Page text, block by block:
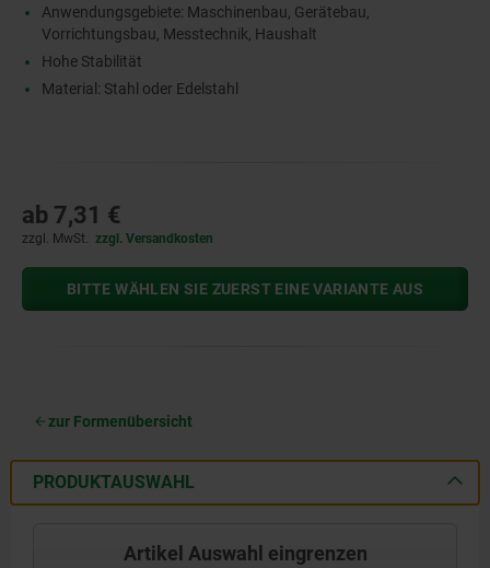
Anwendungsgebiete: Maschinenbau, Gerätebau,
Vorrichtungsbau, Messtechnik, Haushalt
Hohe Stabilität
Material: Stahl oder Edelstahl
ab 7,31 €
zzgl. MwSt. zzgl. Versandkosten
BITTE WÄHLEN SIE ZUERST EINE VARIANTE AUS
zur Formenübersicht
PRODUKTAUSWAHL
Artikel Auswahl eingrenzen